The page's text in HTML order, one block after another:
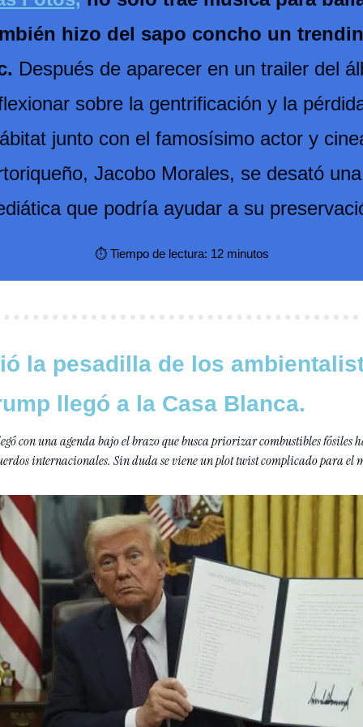
hizo del sapo concho un
Después de aparecer en un trailer del
sobre la gentrificación y la
junto con el famosísimo actor y
Jacobo Morales, se desató
que podría ayudar a su
⏱️ Tiempo de lectura: 12 minutos
la pesadilla de los
llegó a la Casa Blanca.
con una agenda bajo el brazo que busca priorizar combustibles fósiles
internacionales. Sin duda se viene un plot twist complicado para el